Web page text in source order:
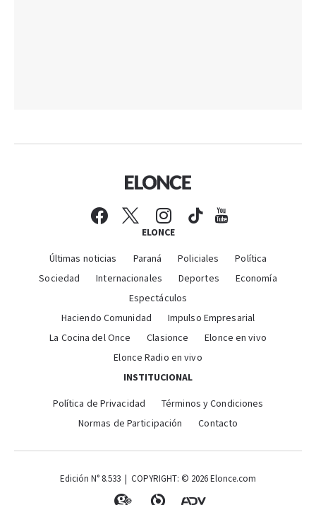
ELONCE
Últimas noticias Paraná Policiales
Política
Sociedad
Internacionales Deportes
Economía
Espectáculos
Haciendo Comunidad
Impulso Empresarial
La Cocina del Once
Clasionce
Elonce en vivo
Elonce Radio en vivo
INSTITUCIONAL
Política de Privacidad
Términos y Condiciones
Normas de Participación
Contacto
Edición N° 8.533 | COPYRIGHT: © 2026 Elonce.com